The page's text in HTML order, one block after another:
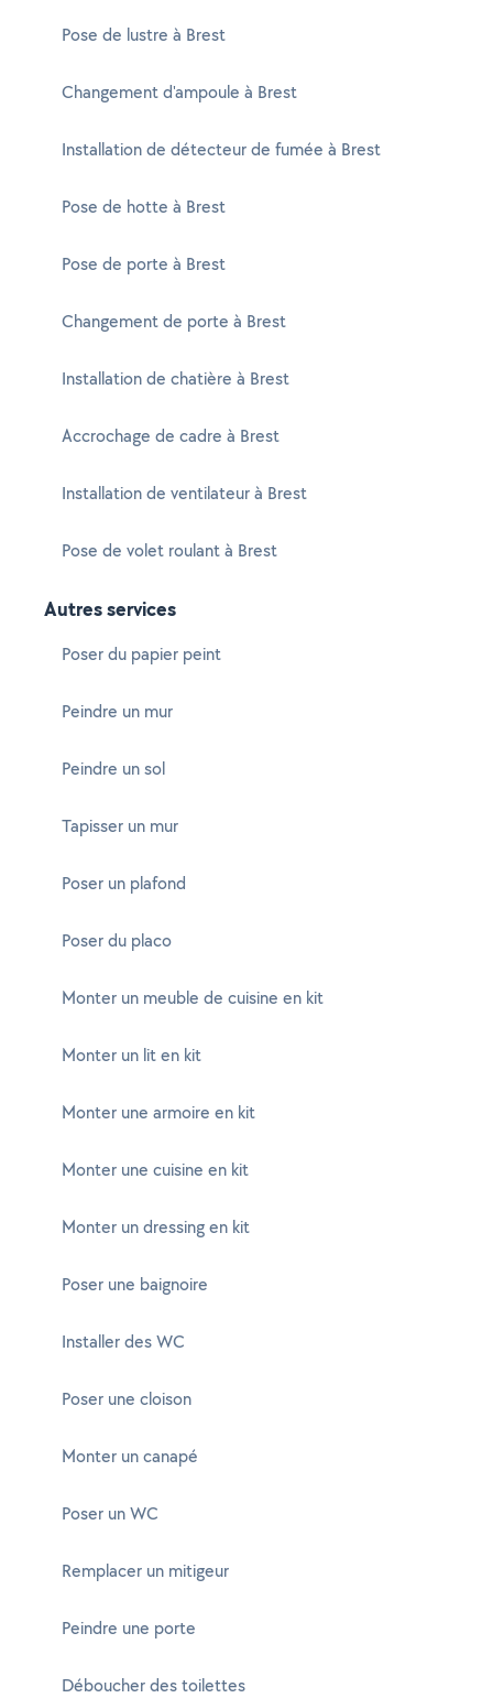
Pose de lustre à Brest
Changement d'ampoule à Brest
Installation de détecteur de fumée à Brest
Pose de hotte à Brest
Pose de porte à Brest
Changement de porte à Brest
Installation de chatière à Brest
Accrochage de cadre à Brest
Installation de ventilateur à Brest
Pose de volet roulant à Brest
Autres services
Poser du papier peint
Peindre un mur
Peindre un sol
Tapisser un mur
Poser un plafond
Poser du placo
Monter un meuble de cuisine en kit
Monter un lit en kit
Monter une armoire en kit
Monter une cuisine en kit
Monter un dressing en kit
Poser une baignoire
Installer des WC
Poser une cloison
Monter un canapé
Poser un WC
Remplacer un mitigeur
Peindre une porte
Déboucher des toilettes